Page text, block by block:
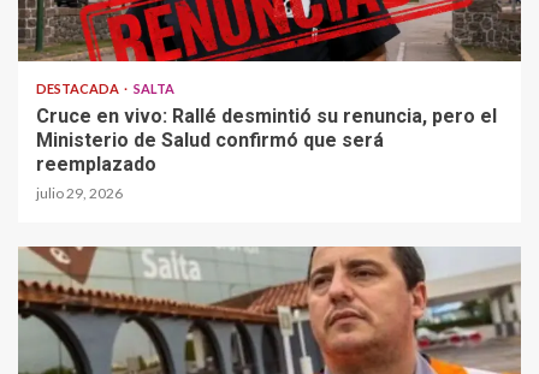
DESTACADA SALTA
Cruce en vivo: Rallé desmintió su renuncia, pero el
Ministerio de Salud confirmó que será
reemplazado
julio 29, 2026